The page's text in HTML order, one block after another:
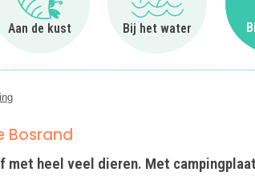
Aan de kust
Ga naar Aan de kust
Bij het water
Ga naar Bij het
Bosrand
met heel veel dieren. Met